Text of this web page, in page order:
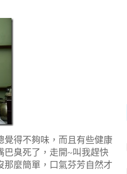
覺得不夠味，而且有些健康
巴臭死了，走開~叫我趕快
那麼簡單，口氣芬芳自然才